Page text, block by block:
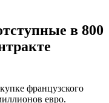
в 800
французского
евро.